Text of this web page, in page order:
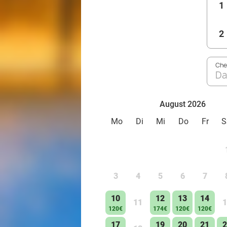
1
2
August 2026
Mo
Di Mi Do Fr
3 4 5 6 7
10
120€
11 12
174€
13
120€
14
120€
17 19 20 21